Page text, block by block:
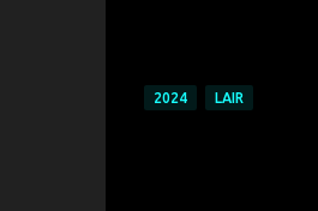
2024 LAIR